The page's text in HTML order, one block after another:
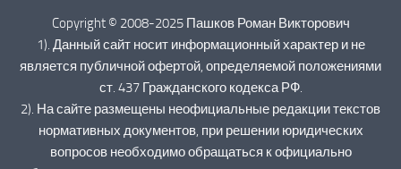
Copyright © 2008-2025 Пашков Роман Викторович
1). Данный сайт носит информационный характер и не
является публичной офертой, определяемой положениями
ст. 437 Гражданского кодекса РФ.
2). На сайте размещены неофициальные редакции текстов
нормативных документов, при решении юридических
вопросов необходимо обращаться к официально